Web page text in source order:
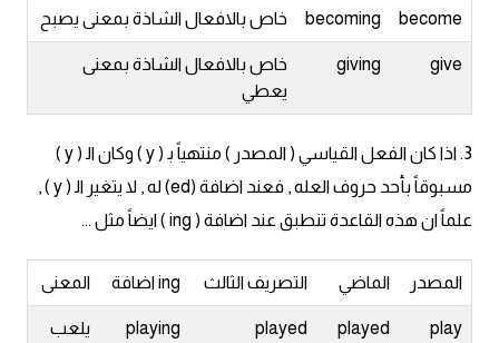
ضمائر الفاعل
الحروف الانجليزية كبتل وسمول
pm
am
الابراج بالانجليزي
become
becoming خاص بالافعال الشاذة بمعنى يصبح
give
giving
خاص بالافعال الشاذة بمعنى
يعطي
3. اذا كان الفعل القياسي ( المصدر ) منتهياً ﺑ ( y ) وكان اﻟ ( y )
مسبوقاً بأحد حروف العله , فعند اضافة (ed) له , لا يتغير اﻟ ( y ) ,
علماً ان هذه القاعدة تنطبق عند اضافة ( ing ) ايضاً مثل ...
المصدر الماضي التصريف الثالث ing اضافة المعنى
play
played
played
playing يلعب